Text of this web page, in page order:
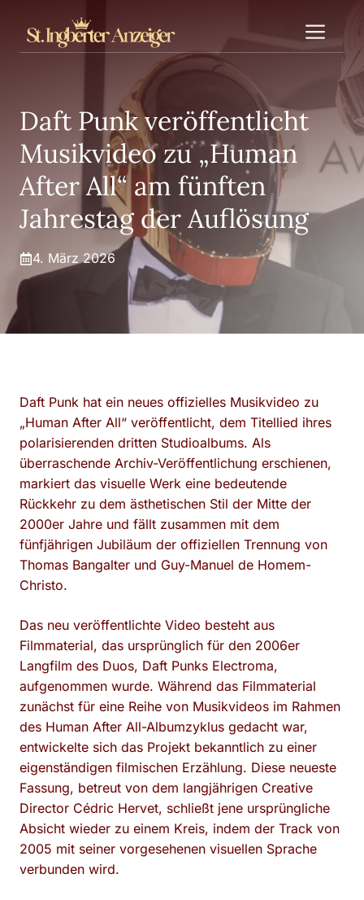
Inhalt
springen
Daft Punk veröffentlicht
Musikvideo zu „Human
After All“ am fünften
Jahrestag der Auflösung
4. März 2026
Daft Punk hat ein neues offizielles Musikvideo zu
„Human After All“ veröffentlicht, dem Titellied ihres
polarisierenden dritten Studioalbums. Als
überraschende Archiv-Veröffentlichung erschienen,
markiert das visuelle Werk eine bedeutende
Rückkehr zu dem ästhetischen Stil der Mitte der
2000er Jahre und fällt zusammen mit dem
fünfjährigen Jubiläum der offiziellen Trennung von
Thomas Bangalter und Guy-Manuel de Homem-
Christo.
Das neu veröffentlichte Video besteht aus
Filmmaterial, das ursprünglich für den 2006er
Langfilm des Duos, Daft Punks Electroma,
aufgenommen wurde. Während das Filmmaterial
zunächst für eine Reihe von Musikvideos im Rahmen
des Human After All-Albumzyklus gedacht war,
entwickelte sich das Projekt bekanntlich zu einer
eigenständigen filmischen Erzählung. Diese neueste
Fassung, betreut von dem langjährigen Creative
Director Cédric Hervet, schließt jene ursprüngliche
Absicht wieder zu einem Kreis, indem der Track von
2005 mit seiner vorgesehenen visuellen Sprache
verbunden wird.